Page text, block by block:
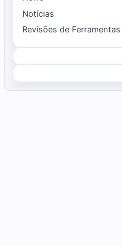
Notícias
Revisões de Ferramentas